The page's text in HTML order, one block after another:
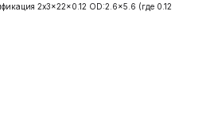
2x3x22x0.12 OD:2.6x5.6 (где 0.12